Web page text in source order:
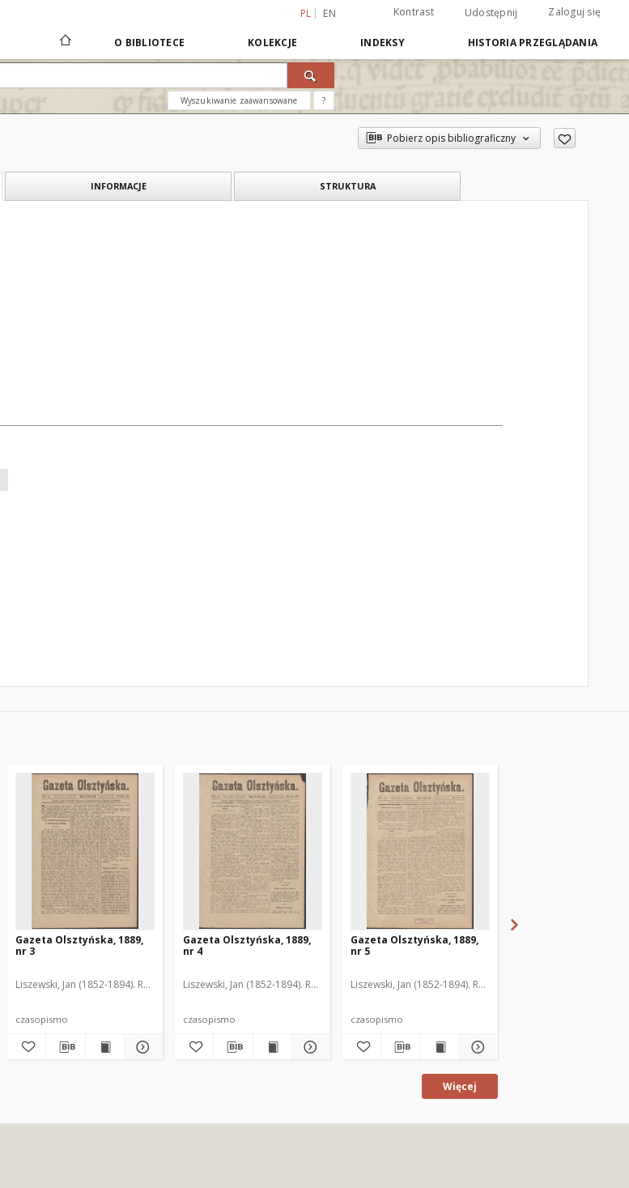
PL EN Kontrast Udostępnij Zaloguj się
O BIBLIOTECE KOLEKCJE INDEKSY HISTORIA PRZEGLĄDANIA
Wyszukiwanie zaawansowane ?
Pobierz opis bibliograficzny
INFORMACJE STRUKTURA
Gazeta Olsztyńska, 1889,
nr 3
Liszewski, Jan (1852-1894). Red.
czasopismo
Gazeta Olsztyńska, 1889,
nr 4
Liszewski, Jan (1852-1894). Red.
czasopismo
Gazeta Olsztyńska, 1889,
nr 5
Liszewski, Jan (1852-1894). Red.
czasopismo
Więcej